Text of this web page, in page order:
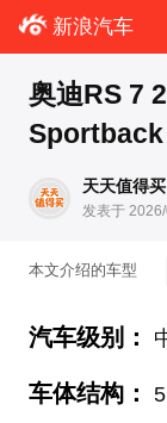
新浪汽车
奥迪RS 7
天天值得买
发表于
本文介绍的车型
汽车级别：
车体结构：